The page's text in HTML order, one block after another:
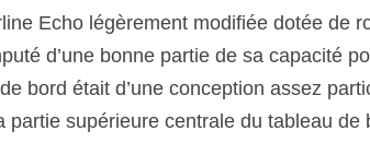
Echo légèrement modifiée dotée de
d’une bonne partie de sa capacité
bord était d’une conception assez
partie supérieure centrale du tableau de